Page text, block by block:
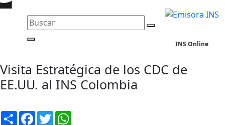
INS Online
Visita Estratégica de los CDC de
EE.UU. al INS Colombia
Compartir
Facebook
Twitter